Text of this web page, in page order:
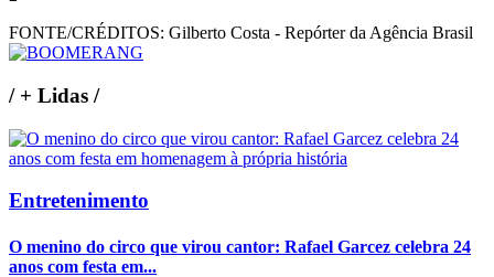
FONTE/CRÉDITOS: Gilberto Costa - Repórter da Agência Brasil
/+ Lidas /
Entretenimento
O menino do circo que virou cantor: Rafael Garcez celebra 24
anos com festa em...